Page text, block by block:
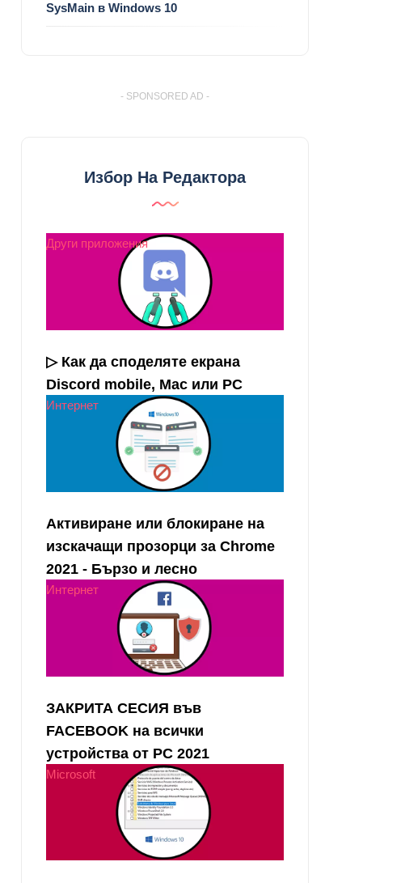
SysMain в Windows 10
- SPONSORED AD -
Избор На Редактора
Други приложения
▷ Как да споделяте екрана
Discord mobile, Mac или PC
Интернет
Активиране или блокиране на
изскачащи прозорци за Chrome
2021 - Бързо и лесно
Интернет
ЗАКРИТА СЕСИЯ във
FACEBOOK на всички
устройства от PC 2021
Microsoft